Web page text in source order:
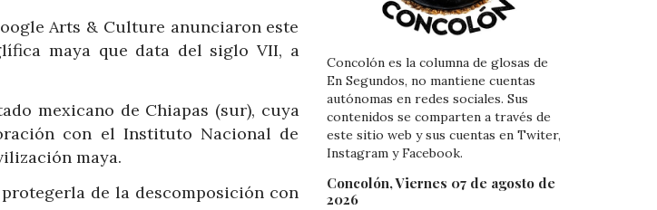
Arts & Culture anunciaron este
maya que data del siglo VII, a
mexicano de Chiapas (sur), cuya
con el Instituto Nacional de
maya.
de la descomposición con
Concolón es la columna de glosas de
En Segundos, no mantiene cuentas
autónomas en redes sociales. Sus
contenidos se comparten a través de
este sitio web y sus cuentas en Twiter,
Instagram y Facebook.
Concolón, Viernes 07 de agosto de
2026